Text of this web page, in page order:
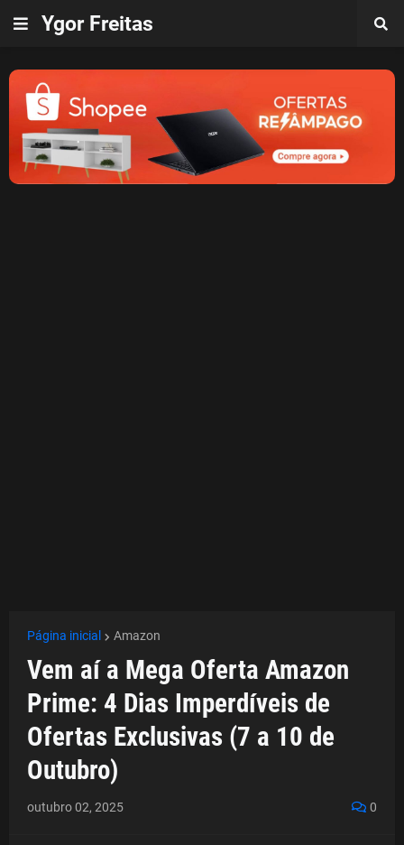
Ygor Freitas
Página inicial Amazon
Vem aí a Mega Oferta Amazon
Prime: 4 Dias Imperdíveis de
Ofertas Exclusivas (7 a 10 de
Outubro)
outubro 02, 2025 0